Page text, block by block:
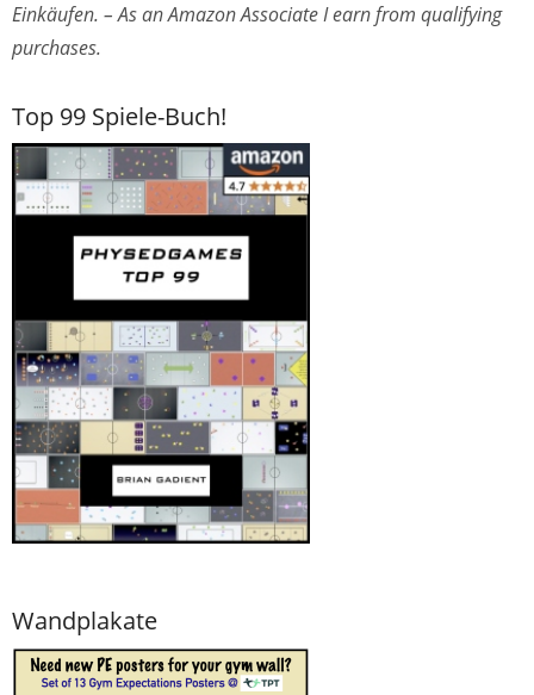
Einkäufen. – As an Amazon Associate I earn from qualifying
purchases.
Top 99 Spiele-Buch!
Wandplakate